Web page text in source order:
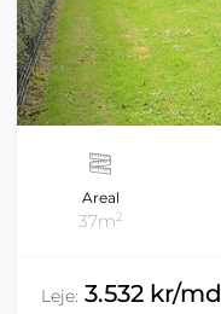
Areal
37m2
Leje: 3.532 kr/md